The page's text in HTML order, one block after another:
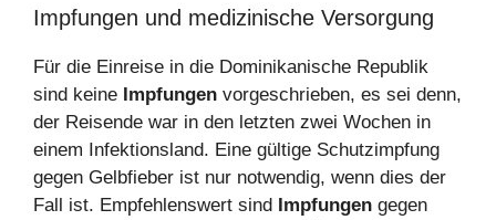
Impfungen und medizinische Versorgung
Für die Einreise in die Dominikanische Republik
sind keine Impfungen vorgeschrieben, es sei denn,
der Reisende war in den letzten zwei Wochen in
einem Infektionsland. Eine gültige Schutzimpfung
gegen Gelbfieber ist nur notwendig, wenn dies der
Fall ist. Empfehlenswert sind Impfungen gegen